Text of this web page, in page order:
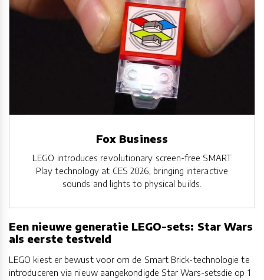
Fox Business
LEGO introduces revolutionary screen-free SMART
Play technology at CES 2026, bringing interactive
sounds and lights to physical builds.
Een nieuwe generatie LEGO-sets: Star Wars
als eerste testveld
LEGO kiest er bewust voor om de Smart Brick-technologie te
introduceren via nieuw aangekondigde Star Wars-setsdie op 1